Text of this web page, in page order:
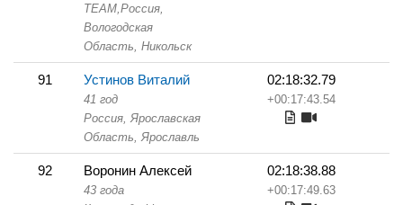
TEAM,Россия,
Вологодская
Область, Никольск
91 Устинов Виталий
41 год
Россия, Ярославская
Область, Ярославль
02:18:32.79
+00:17:43.54
92 Воронин Алексей
43 года
02:18:38.88
+00:17:49.63